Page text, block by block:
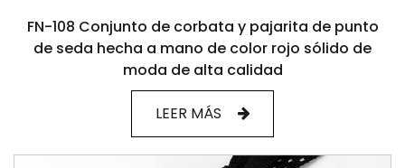
FN-108 Conjunto de corbata y pajarita de punto
de seda hecha a mano de color rojo sólido de
moda de alta calidad
LEER MÁS